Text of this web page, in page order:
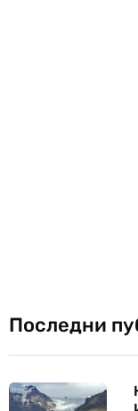
Последни